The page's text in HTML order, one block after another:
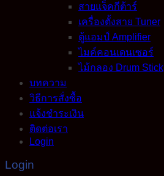
สายแจ็คกีต้าร์
เครื่องตั้งสาย Tuner
ตู้แอมป์ Amplifier
ไมค์คอนเดนเซอร์
ไม้กลอง Drum Stick
บทความ
วิธีการสั่งซื้อ
แจ้งชำระเงิน
ติดต่อเรา
Login
Login